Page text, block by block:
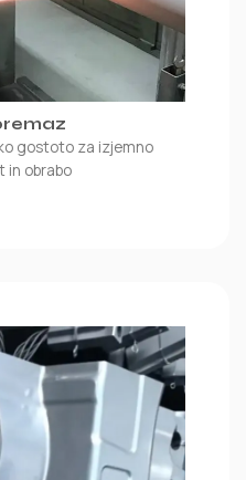
gostoto za izjemno
in obrabo